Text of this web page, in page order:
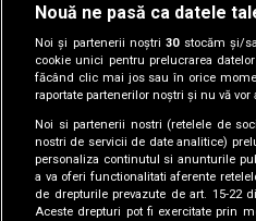
Nouă ne pasă ca datele
Noi și partenerii noștri30stocăm și/
cookie unici pentru prelucrarea
făcând clic mai jos sau în orice
raportate partenerilor noștri și nu vă vor
Noi si partenerii nostri (retelele de
nostri de servicii de date analitice)
personaliza continutul si anunturile
a va oferi functionalitati aferente
de drepturile prevazute de art. 15-22
Aceste drepturi pot fi exercitate prin